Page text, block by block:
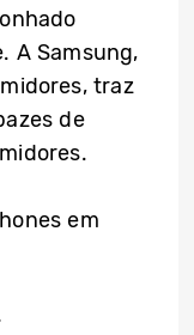
A Samsung,
traz
de
em